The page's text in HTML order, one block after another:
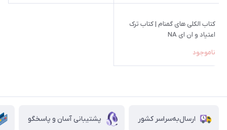
کتاب الکلی های گمنام | کتاب ترک
اعتیاد و ان ای NA
ناموجود
ارسال‌به‌سراسر کشور پشتیبانی آسان و پاسخگو